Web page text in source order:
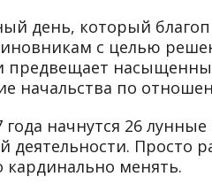
день, который
с целью
предвещает
начальства по
года начнутся 26
деятельности. Просто
кардинально менять.